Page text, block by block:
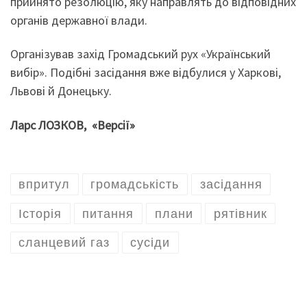
органів державної влади.
Організував захід Громадський рух «Український
вибір». Подібні засідання вже відбулися у Харкові,
Львові й Донецьку.
Ларс ЛОЗКОВ, «Версії»
впритул громадськість засідання
Історія питання плани рятівник
сланцевий газ сусіди